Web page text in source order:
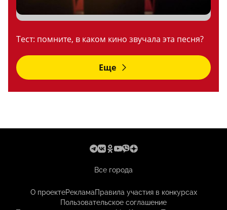
Тест: помните, в каком кино звучала эта песня?
Еще
Все города
О проектеРекламаПравила участия в конкурсах
Пользовательское соглашение